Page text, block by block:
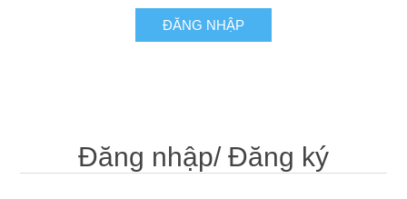
ĐĂNG NHẬP
Đăng nhập/ Đăng ký